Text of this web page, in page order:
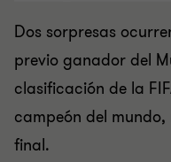
Dos sorpresas
previo ganador del
clasificación de la
campeón del
final.